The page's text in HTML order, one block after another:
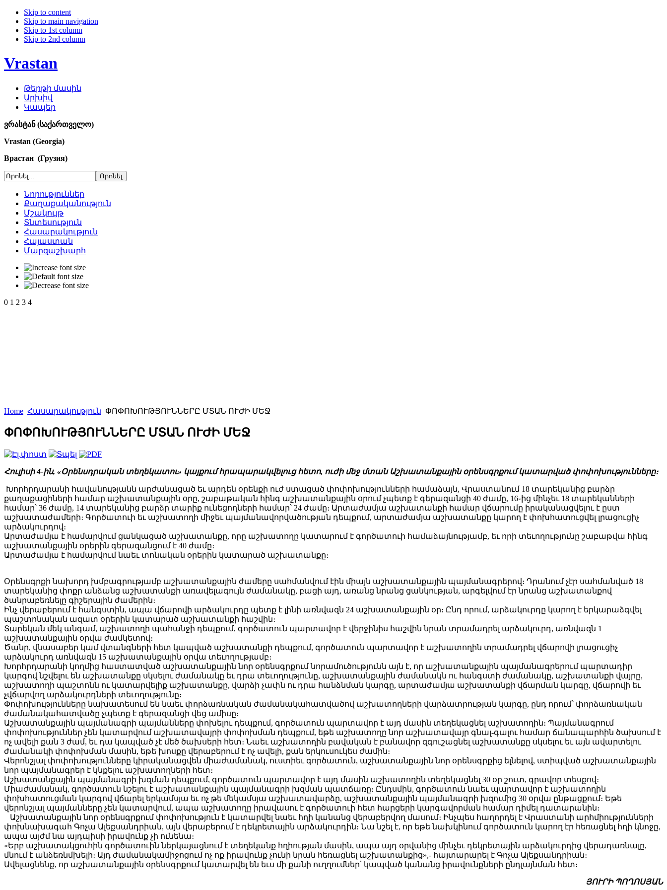
Skip to content
Skip to main navigation
Skip to 1st column
Skip to 2nd column
Vrastan
Թերթի մասին
Արխիվ
Կապեր
ვრასტან (საქართველო)
Vrastan (Georgia)
Врастан (Грузия)
Նորություններ
Քաղաքականություն
Մշակույթ
Տնտեսություն
Հասարակություն
Հայաստան
Մարզաշխարհ
0 1 2 3 4
Home Հասարակություն ՓՈՓՈԽՈՒԹՅՈՒՆՆԵՐԸ ՄՏԱՆ ՈՒԺԻ ՄԵՋ
ՓՈՓՈԽՈՒԹՅՈՒՆՆԵՐԸ ՄՏԱՆ ՈՒԺԻ ՄԵՋ
Հուլիսի 4-ին, «Օրենսդրական տեղեկատու» կայքում հրապարակվելուց հետո, ուժի մեջ մտան Աշխատանքային օրենսգրքում կատարված փոփոխությունները։
Խորհրդարանի հավանությանն արժանացած եւ արդեն օրենքի ուժ ստացած փոփոխությունների համաձայն, Վրաստանում 18 տարեկանից բարձր
քաղաքացիների համար աշխատանքային օրը, շաբաթական հինգ աշխատանքային օրում չպետք է գերազանցի 40 ժամը, 16֊ից մինչեւ 18 տարեկանների
համար՝ 36 ժամը, 14 տարեկանից բարձր տարիք ունեցողների համար՝ 24 ժամը։ Արտաժամյա աշխատանքի համար վճարումը իրականացվելու է ըստ
աշխատաժամերի։ Գործատուի եւ աշխատողի միջեւ պայմանավորվածության դեպքում, արտաժամյա աշխատանքը կարող է փոխհատուցվել լրացուցիչ
արձակուրդով։
Արտաժամյա է համարվում ցանկացած աշխատանքը, որը աշխատողը կատարում է գործատուի համաձայնությամբ, եւ որի տեւողությունը շաբաթվա հինգ
աշխատանքային օրերին գերազանցում է 40 ժամը։
Արտաժամյա է համարվում նաեւ տոնական օրերին կատարած աշխատանքը։
Օրենսգրքի նախորդ խմբագրությամբ աշխատանքային ժամերը սահմանվում էին միայն աշխատանքային պայմանագրերով։ Դրանում չէր սահմանված 18
տարեկանից փոքր անձանց աշխատանքի առավելագույն ժամանակը, բացի այդ, առանց նրանց ցանկության, արգելվում էր նրանց աշխատանքով
ծանրաբեռնելը գիշերային ժամերին։
Ինչ վերաբերում է հանգստին, ապա վճարովի արձակուրդը պետք է լինի առնվազն 24 աշխատանքային օր։ Ընդ որում, արձակուրդը կարող է երկարաձգվել
պաշտոնական ազատ օրերին կատարած աշխատանքի հաշվին։
Տարեկան մեկ անգամ, աշխատողի պահանջի դեպքում, գործատուն պարտավոր է վերջինիս հաշվին նրան տրամադրել արձակուրդ, առնվազն 1
աշխատանքային օրվա ժամկետով։
Ծանր, վնասաբեր կամ վտանգների հետ կապված աշխատանքի դեպքում, գործատուն պարտավոր է աշխատողին տրամադրել վճարովի լրացուցիչ
արձակուրդ առնվազն 15 աշխատանքային օրվա տեւողությամբ։
Խորհրդարանի կողմից հաստատված աշխատանքային նոր օրենսգրքում նորամուծությունն այն է, որ աշխատանքային պայմանագրերում պարտադիր
կարգով նշվելու են աշխատանքը սկսելու ժամանակը եւ դրա տեւողությունը, աշխատանքային ժամանակն ու հանգստի ժամանակը, աշխատանքի վայրը,
աշխատողի պաշտոնն ու կատարվելիք աշխատանքը, վարձի չափն ու դրա հանձնման կարգը, արտաժամյա աշխատանքի վճարման կարգը, վճարովի եւ
չվճարվող արձակուրդների տեւողությունը։
Փոփոխությունները նախատեսում են նաեւ փորձառնական ժամանակահատվածով աշխատողների վարձատրության կարգը, ընդ որում՝ փորձառնական
ժամանակահատվածը չպետք է գերազանցի վեց ամիսը։
Աշխատանքային պայմանագրի պայմանները փոխելու դեպքում, գործատուն պարտավոր է այդ մասին տեղեկացնել աշխատողին։ Պայմանագրում
փոփոխություններ չեն կատարվում աշխատավայրի փոփոխման դեպքում, եթե աշխատողը նոր աշխատավայր գնալ-գալու համար ճանապարհին ծախսում է
ոչ ավելի քան 3 ժամ, եւ դա կապված չէ մեծ ծախսերի հետ։ Նաեւ աշխատողին բավական է բանավոր զգուշացնել աշխատանքը սկսելու եւ այն ավարտելու
ժամանակի փոփոխման մասին, եթե խոսքը վերաբերում է ոչ ավելի, քան երկուսուկես ժամին։
Վերոնշյալ փոփոխությունները կիրականացվեն միաժամանակ, ուստիեւ գործատուն, աշխատանքային նոր օրենսգրքից ելնելով, ստիպված աշխատանքային
նոր պայմանագրեր է կնքելու աշխատողների հետ։
Աշխատանքային պայմանագրի խզման դեպքում, գործատուն պարտավոր է այդ մասին աշխատողին տեղեկացնել 30 օր շուտ, գրավոր տեսքով։
Միաժամանակ, գործատուն նշելու է աշխատանքային պայմանագրի խզման պատճառը։ Ընդսմին, գործատուն նաեւ պարտավոր է աշխատողին
փոխհատուցման կարգով վճարել երկամսյա եւ ոչ թե մեկամսյա աշխատավարձը, աշխատանքային պայմանագրի խզումից 30 օրվա ընթացքում։ Եթե
վերոնշյալ պայմանները չեն կատարվում, ապա աշխատողը իրավասու է գործատուի հետ հարցերի կարգավորման համար դիմել դատարանին։
Աշխատանքային նոր օրենսգրքում փոփոխություն է կատարվել նաեւ հղի կանանց վերաբերվող մասում։ Ինչպես հաղորդել է Վրաստանի արհմիությունների
փոխնախագահ Գոչա Ալեքսանդրիան, այն վերաբերում է դեկրետային արձակուրդին։ Նա նշել է, որ եթե նախկինում գործատուն կարող էր հեռացնել հղի կնոջը,
ապա այժմ նա այդպիսի իրավունք չի ունենա։
«Երբ աշխատակցուհին գործատուին ներկայացնում է տեղեկանք հղիության մասին, ապա այդ օրվանից մինչեւ դեկրետային արձակուրդից վերադառնալը,
մնում է անձեռնմխելի։ Այդ ժամանակամիջոցում ոչ ոք իրավունք չունի նրան հեռացնել աշխատանքից»,- հայտարարել է Գոչա Ալեքսանդրիան։
Ավելացնենք, որ աշխատանքային օրենսգրքում կատարվել են եւս մի քանի ուղղումներ՝ կապված կանանց իրավունքների ընդլայնման հետ։
ՅՈՒՐԻ ՊՈՂՈՍՅԱՆ